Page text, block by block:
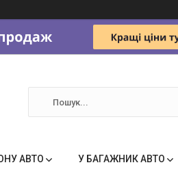
АВТО У БАГАЖНИК АВТО